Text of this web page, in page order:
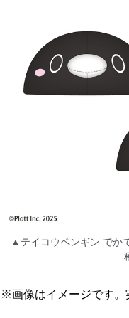
▲テイコウペンギン でか
※画像はイメージです。